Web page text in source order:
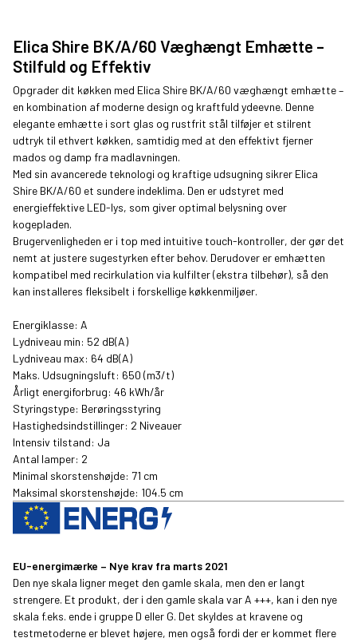
Elica Shire BK/A/60 Væghængt Emhætte –
Stilfuld og Effektiv
Opgrader dit køkken med Elica Shire BK/A/60 væghængt emhætte –
en kombination af moderne design og kraftfuld ydeevne. Denne
elegante emhætte i sort glas og rustfrit stål tilføjer et stilrent
udtryk til ethvert køkken, samtidig med at den effektivt fjerner
mados og damp fra madlavningen.
Med sin avancerede teknologi og kraftige udsugning sikrer Elica
Shire BK/A/60 et sundere indeklima. Den er udstyret med
energieffektive LED-lys, som giver optimal belysning over
kogepladen.
Brugervenligheden er i top med intuitive touch-kontroller, der gør det
nemt at justere sugestyrken efter behov. Derudover er emhætten
kompatibel med recirkulation via kulfilter (ekstra tilbehør), så den
kan installeres fleksibelt i forskellige køkkenmiljøer.
Energiklasse: A
Lydniveau min: 52 dB(A)
Lydniveau max: 64 dB(A)
Maks. Udsugningsluft: 650 (m3/t)
Årligt energiforbrug: 46 kWh/år
Styringstype: Berøringsstyring
Hastighedsindstillinger: 2 Niveauer
Intensiv tilstand: Ja
Antal lamper: 2
Minimal skorstenshøjde: 71 cm
Maksimal skorstenshøjde: 104.5 cm
EU-energimærke – Nye krav fra marts 2021
Den nye skala ligner meget den gamle skala, men den er langt
strengere. Et produkt, der i den gamle skala var A +++, kan i den nye
skala f.eks. ende i gruppe D eller G. Det skyldes at kravene og
testmetoderne er blevet højere, men også fordi der er kommet flere